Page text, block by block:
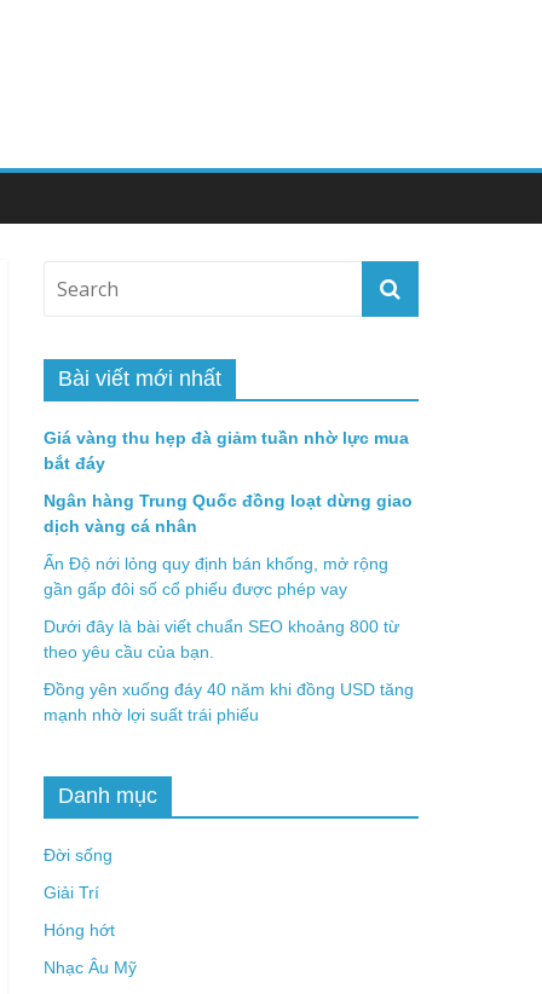
Bài viết mới nhất
Giá vàng thu hẹp đà giảm tuần nhờ lực mua
bắt đáy
Ngân hàng Trung Quốc đồng loạt dừng giao
dịch vàng cá nhân
Ấn Độ nới lỏng quy định bán khống, mở rộng
gần gấp đôi số cổ phiếu được phép vay
Dưới đây là bài viết chuẩn SEO khoảng 800 từ
theo yêu cầu của bạn.
Đồng yên xuống đáy 40 năm khi đồng USD tăng
mạnh nhờ lợi suất trái phiếu
Danh mục
Đời sống
Giải Trí
Hóng hớt
Nhạc Âu Mỹ